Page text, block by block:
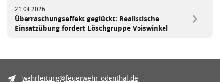
21.04.2026
Überraschungseffekt geglückt: Realistische
Einsatzübung fordert Löschgruppe Voiswinkel
wehrleitung@feuerwehr-odenthal.de